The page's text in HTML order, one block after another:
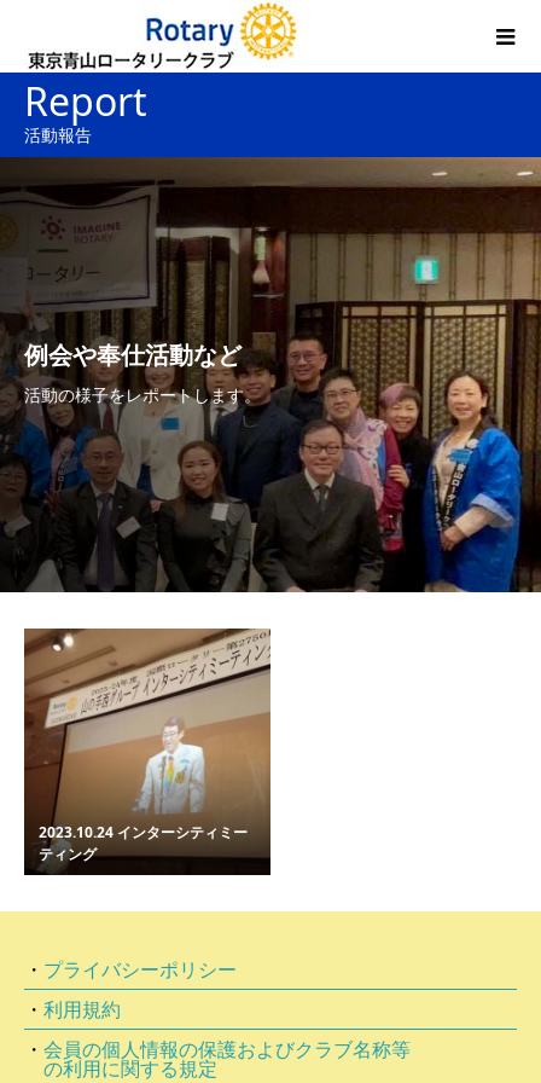
Report
活動報告
例会や奉仕活動など
活動の様子をレポートします。
2023.10.24 インターシティミー
ティング
・ プライバシーポリシー
・ 利用規約
・ 会員の個⼈情報の保護およびクラブ名称等
の利⽤に関する規定